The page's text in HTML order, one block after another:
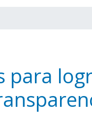
para